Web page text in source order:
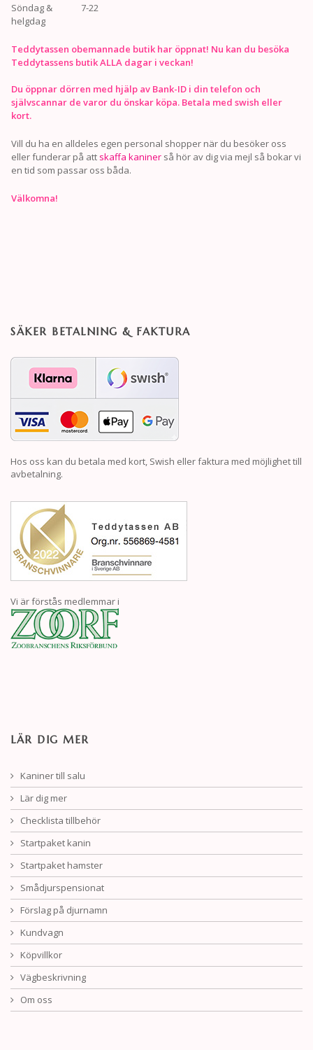
Söndag &
helgdag
7-22
Teddytassen obemannade butik har öppnat! Nu kan du besöka
Teddytassens butik ALLA dagar i veckan!
Du öppnar dörren med hjälp av Bank-ID i din telefon och
självscannar de varor du önskar köpa. Betala med swish eller
kort.
Vill du ha en alldeles egen personal shopper när du besöker oss
eller funderar på att skaffa kaniner så hör av dig via mejl så bokar vi
en tid som passar oss båda.
Välkomna!
SÄKER BETALNING & FAKTURA
Hos oss kan du betala med kort, Swish eller faktura med möjlighet till
avbetalning.
Vi är förstås medlemmar i
LÄR DIG MER
Kaniner till salu
Lär dig mer
Checklista tillbehör
Startpaket kanin
Startpaket hamster
Smådjurspensionat
Förslag på djurnamn
Kundvagn
Köpvillkor
Vägbeskrivning
Om oss